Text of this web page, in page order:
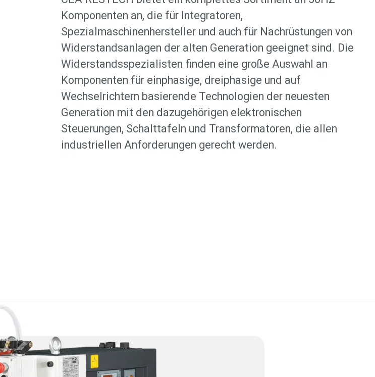
Komponenten an, die für Integratoren,
Spezialmaschinenhersteller und auch für Nachrüstungen von
Widerstandsanlagen der alten Generation geeignet sind. Die
Widerstandsspezialisten finden eine große Auswahl an
Komponenten für einphasige, dreiphasige und auf
Wechselrichtern basierende Technologien der neuesten
Generation mit den dazugehörigen elektronischen
Steuerungen, Schalttafeln und Transformatoren, die allen
industriellen Anforderungen gerecht werden.